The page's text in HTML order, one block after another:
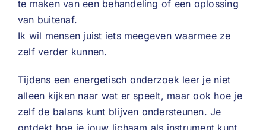
te maken van een behandeling of een oplossing
van buitenaf.
Ik wil mensen juist iets meegeven waarmee ze
zelf verder kunnen.
Tijdens een energetisch onderzoek leer je niet
alleen kijken naar wat er speelt, maar ook hoe je
zelf de balans kunt blijven ondersteunen. Je
ontdekt hoe je jouw lichaam als instrument kunt